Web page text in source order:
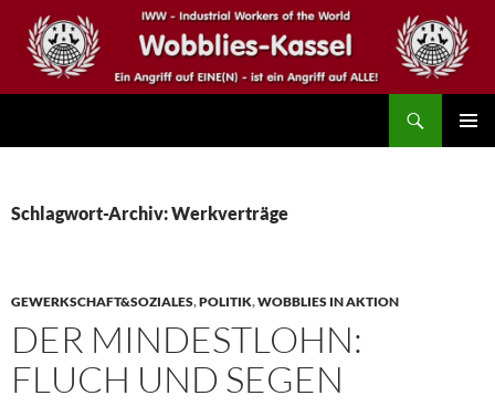
Inhalt
springen
Schlagwort-Archiv: Werkverträge
GEWERKSCHAFT&SOZIALES,POLITIK,WOBBLIES IN AKTION
DER MINDESTLOHN:
FLUCH UND SEGEN